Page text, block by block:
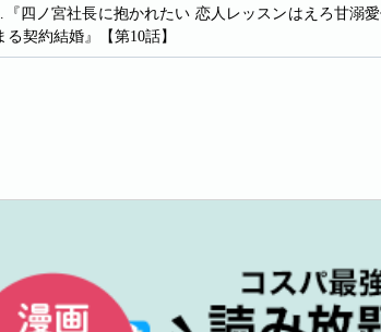
ノ宮社長に抱かれたい 恋人レッスンはえろ甘溺
契約結婚』【第10話】